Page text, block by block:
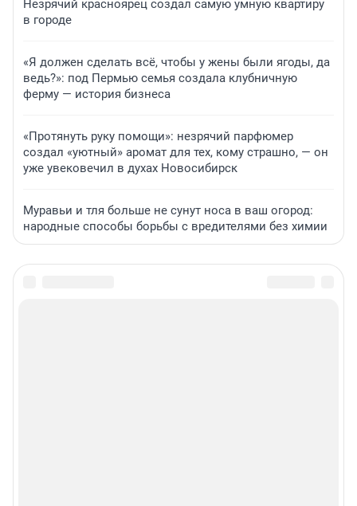
Незрячий красноярец создал самую умную квартиру
в городе
«Я должен сделать всё, чтобы у жены были ягоды, да
ведь?»: под Пермью семья создала клубничную
ферму — история бизнеса
«Протянуть руку помощи»: незрячий парфюмер
создал «уютный» аромат для тех, кому страшно, — он
уже увековечил в духах Новосибирск
Муравьи и тля больше не сунут носа в ваш огород:
народные способы борьбы с вредителями без химии